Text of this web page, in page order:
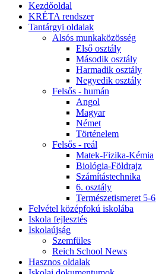
Kezdőoldal
KRÉTA rendszer
Tantárgyi oldalak
Alsós munkaközösség
Első osztály
Második osztály
Harmadik osztály
Negyedik osztály
Felsős - humán
Angol
Magyar
Német
Történelem
Felsős - reál
Matek-Fizika-Kémia
Biológia-Földrajz
Számítástechnika
6. osztály
Természetismeret 5-6
Felvétel középfokú iskolába
Iskola fejlesztés
Iskolaújság
Szemfüles
Reich School News
Hasznos oldalak